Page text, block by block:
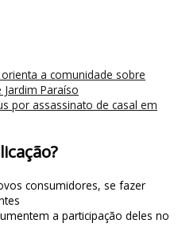
a comunidade sobre
Paraíso
por assassinato de casal em
consumidores, se fazer
a participação deles no